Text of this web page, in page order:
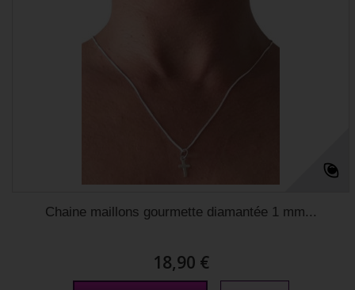
Chaine maillons gourmette diamantée 1 mm...
18,90 €